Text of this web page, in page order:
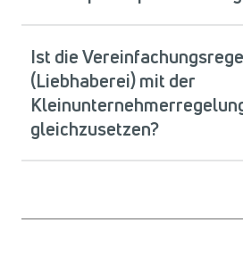
Ist die
(Liebhaberei) mit der
gleichzusetzen?